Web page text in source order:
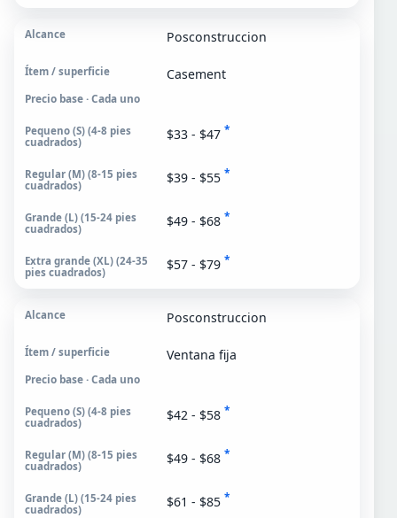
Posconstruccion
Casement
Precio base · Cada uno
$33 - $47 *
$39 - $55 *
$49 - $68 *
$57 - $79 *
Posconstruccion
Ventana fija
Precio base · Cada uno
$42 - $58 *
$49 - $68 *
$61 - $85 *